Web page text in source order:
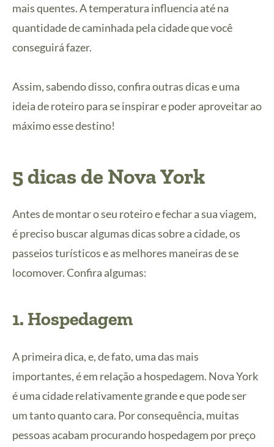
mais quentes. A temperatura influencia até na
quantidade de caminhada pela cidade que você
conseguirá fazer.
Assim, sabendo disso, confira outras dicas e uma
ideia de roteiro para se inspirar e poder aproveitar ao
máximo esse destino!
5 dicas de Nova York
Antes de montar o seu roteiro e fechar a sua viagem,
é preciso buscar algumas dicas sobre a cidade, os
passeios turísticos e as melhores maneiras de se
locomover. Confira algumas:
1. Hospedagem
A primeira dica, e, de fato, uma das mais
importantes, é em relação a hospedagem. Nova York
é uma cidade relativamente grande e que pode ser
um tanto quanto cara. Por consequência, muitas
pessoas acabam procurando hospedagem por preço